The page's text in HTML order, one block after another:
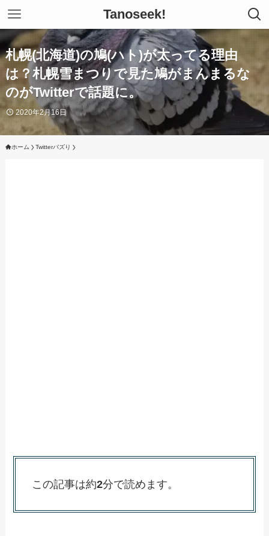
Tanoseek!
札幌(北海道)の鳩(ハト)が太ってる理由
は？札幌雪まつりで見た鳩がまんまるな
のがTwitterで話題に。
2020年2月16日
ホーム Twitterバズり
この記事は約2分で読めます。